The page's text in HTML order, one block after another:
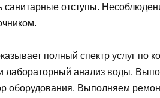
санитарные отступы.
полный спектр услуг по
лабораторный анализ воды.
оборудования. Выполняем